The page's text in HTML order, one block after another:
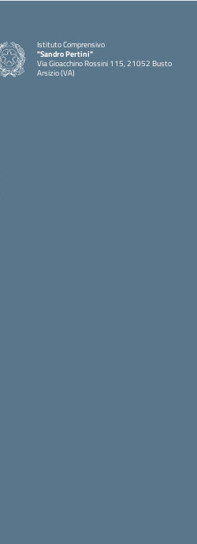
Istituto Comprensivo
"Sandro Pertini"
Via Gioacchino Rossini 115, 21052 Busto
Arsizio (VA)